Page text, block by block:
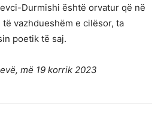
Durmishi është orvatur që në
vazhdueshëm e cilësor, ta
poetik të saj.
më 19 korrik 2023